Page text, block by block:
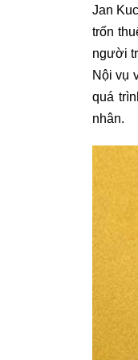
Jan
trốn
người
Nội vụ
quá
nhân.